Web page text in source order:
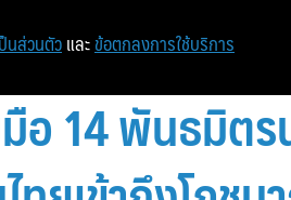
หน้าแรก ท่องเที่ยว
มือ 14 พันธมิต
นส่วนตัว และ ข้อตกลงการใช้บริการ